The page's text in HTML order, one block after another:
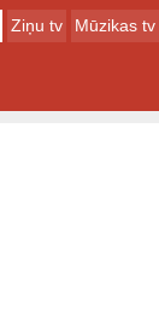
Ziņu tv Mūzikas tv